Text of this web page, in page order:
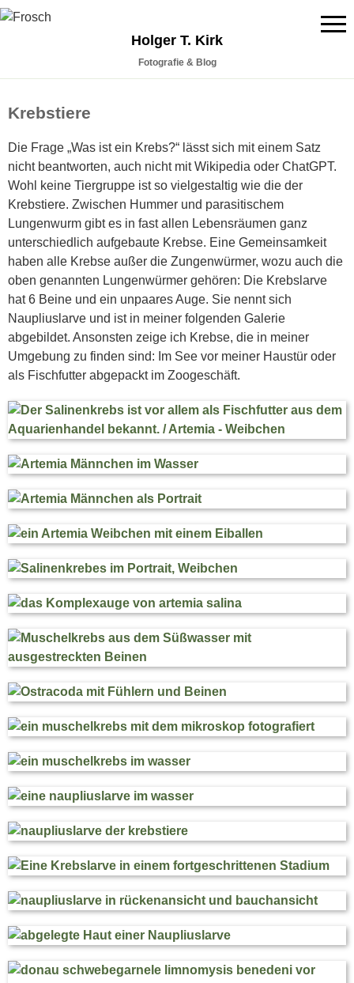
Holger T. Kirk
Fotografie & Blog
Krebstiere
Die Frage „Was ist ein Krebs?“ lässt sich mit einem Satz
nicht beantworten, auch nicht mit Wikipedia oder ChatGPT.
Wohl keine Tiergruppe ist so vielgestaltig wie die der
Krebstiere. Zwischen Hummer und parasitischem
Lungenwurm gibt es in fast allen Lebensräumen ganz
unterschiedlich aufgebaute Krebse. Eine Gemeinsamkeit
haben alle Krebse außer die Zungenwürmer, wozu auch die
oben genannten Lungenwürmer gehören: Die Krebslarve
hat 6 Beine und ein unpaares Auge. Sie nennt sich
Naupliuslarve und ist in meiner folgenden Galerie
abgebildet. Ansonsten zeige ich Krebse, die in meiner
Umgebung zu finden sind: Im See vor meiner Haustür oder
als Fischfutter abgepackt im Zoogeschäft.